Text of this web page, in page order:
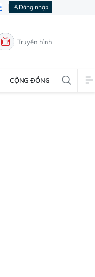
Đăng nhập
Truyền hình
CỘNG ĐỒNG